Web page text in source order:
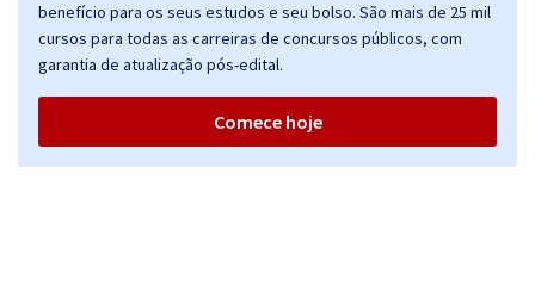
benefício para os seus estudos e seu bolso. São mais de 25 mil
cursos para todas as carreiras de concursos públicos, com
garantia de atualização pós-edital.
Comece hoje